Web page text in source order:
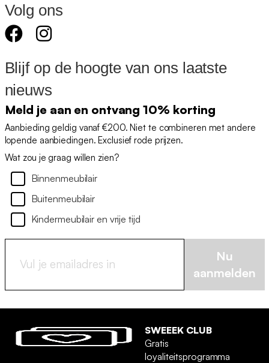
Volg ons
Blijf op de hoogte van ons laatste
nieuws
Meld je aan en ontvang 10% korting
Aanbieding geldig vanaf €200. Niet te combineren met andere
lopende aanbiedingen. Exclusief rode prijzen.
Wat zou je graag willen zien?
Binnenmeubilair
Buitenmeubilair
Kindermeubilair en vrije tijd
Nu
aanmelden
SWEEEK CLUB
Gratis
loyaliteitsprogramma